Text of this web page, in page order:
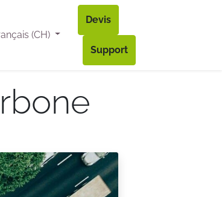
Contact Accès à mon compte
(CH)
Devis
Support